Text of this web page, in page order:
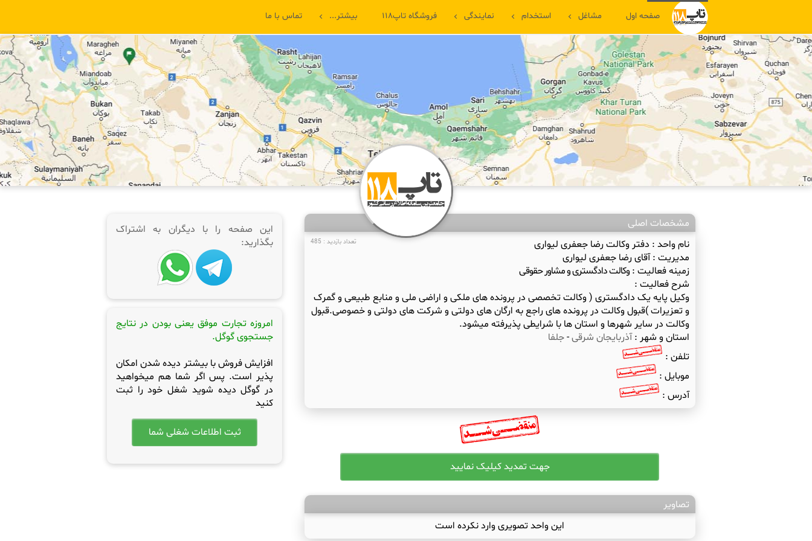
صفحه اول مشاغل استخدام نمایندگی فروشگاه تاپ۱۱۸ بیشتر... تماس با ما
مشخصات اصلی
تعداد بازدید : 485 نام واحد : دفتر وکالت رضا جعفری لیواری
مدیریت :آقای رضا جعفری لیواری
زمینه فعالیت :وکالت دادگستری و مشاور حقوقی
شرح فعالیت :
وکیل پایه یک دادگستری ( وکالت تخصصی در پرونده های ملکی و اراضی ملی و منابع طبیعی و گمرک
و تعزیرات )قبول وکالت در پرونده های راجع به ارگان های دولتی و شرکت های دولتی و خصوصی.قبول
وکالت در سایر شهرها و استان ها با شرایطی پذیرفته میشود.
استان و شهر :آذربایجان شرقی-جلفا
تلفن :
موبایل :
آدرس :
تصاویر
این واحد تصویری وارد نکرده است
این صفحه را با دیگران به اشتراک
بگذارید:
امروزه تجارت موفق یعنی بودن در نتایج
جستجوی گوگل.
افزایش فروش با بیشتر دیده شدن امکان
پذیر است. پس اگر شما هم میخواهید
در گوگل دیده شوید شغل خود را ثبت
کنید